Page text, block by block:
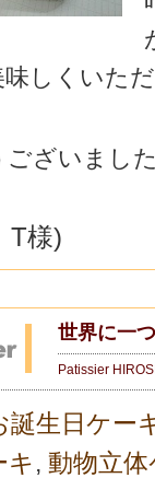
しくいた
ざいまし
様)
世界に一
Patissier
誕生日ケー
キ, 動物立